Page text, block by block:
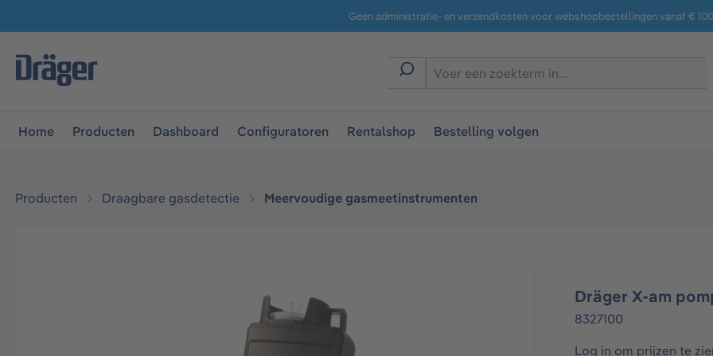
Ga naar navigatie B2B-platformGeen administratie- en verzendkosten voor webshopbestellingen vanaf €
Home Producten Dashboard Configuratoren Rentalshop Bestelling volgen
Producten Draagbare gasdetectie Meervoudige gasmeetinstrumenten
Dräger X-am
8327100
Log in om prijzen te